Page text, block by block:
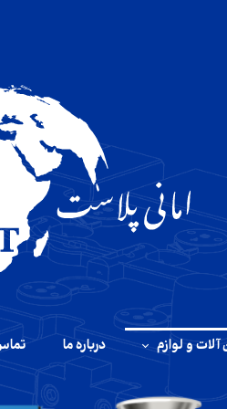
و لوازم
آلات تزریق
درباره ما